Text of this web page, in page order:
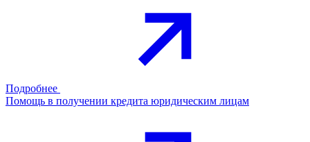
Подробнее
Помощь в получении кредита юридическим лицам